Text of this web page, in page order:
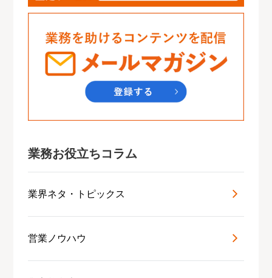
業務お役立ちコラム
業界ネタ・トピックス
営業ノウハウ